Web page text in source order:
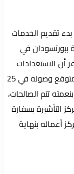
تقديم الخدمات
ببورتسودان في
2025. وأوضح جعفر أن الاستعدادات
للافتتاح جارية وأن طاقم مركز التأشيرات من المتوقع وصوله في 25
تتم الصالحات،
التأشيرة بسفارة
أعماله بنهاية